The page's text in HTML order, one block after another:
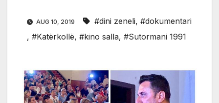
AUG 10, 2019 #dini zeneli, #dokumentari
, #Katërkollë, #kino salla, #Sutormani 1991